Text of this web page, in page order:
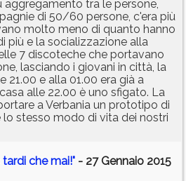
aggregamento tra le persone,
di 50/60 persone, c'era più
molto meno di quanto hanno
più e la socializzazione alla
7 discoteche che portavano
lasciando i giovani in città, la
21.00 e alla 01.00 era già a
alle 22.00 è uno sfigato. La
a Verbania un prototipo di
stesso modo di vita dei nostri
tardi che mai!" - 27 Gennaio 2015